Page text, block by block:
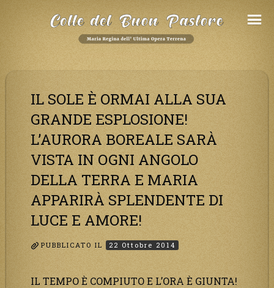
IL SOLE È ORMAI ALLA SUA
GRANDE ESPLOSIONE!
L’AURORA BOREALE SARÀ
VISTA IN OGNI ANGOLO
DELLA TERRA E MARIA
APPARIRÀ SPLENDENTE DI
LUCE E AMORE!
PUBBLICATO IL 22 Ottobre 2014
IL TEMPO È COMPIUTO E L’ORA È GIUNTA!